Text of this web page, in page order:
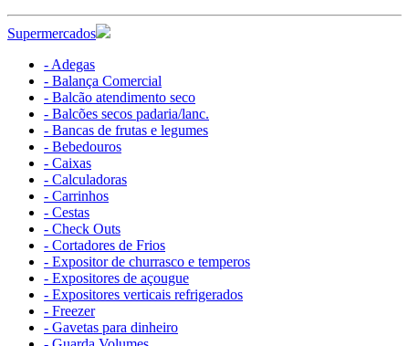
Supermercados
- Adegas
- Balança Comercial
- Balcão atendimento seco
- Balcões secos padaria/lanc.
- Bancas de frutas e legumes
- Bebedouros
- Caixas
- Calculadoras
- Carrinhos
- Cestas
- Check Outs
- Cortadores de Frios
- Expositor de churrasco e temperos
- Expositores de açougue
- Expositores verticais refrigerados
- Freezer
- Gavetas para dinheiro